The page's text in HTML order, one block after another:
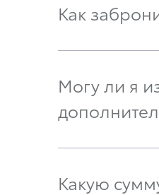
Как
Могу ли я
Какую